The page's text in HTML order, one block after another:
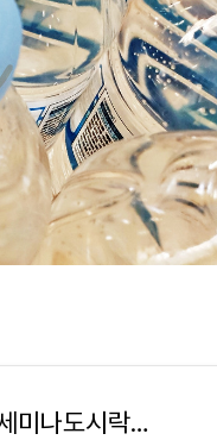
[조마루로]부천순천향대학병원 세미나도시락입니다<목동도시락/단체도시락/도시락케이터링:원